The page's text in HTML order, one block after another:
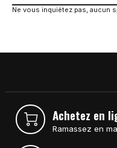
Ne vous inquiétez pas, aucun
Achetez en
Ramassez en